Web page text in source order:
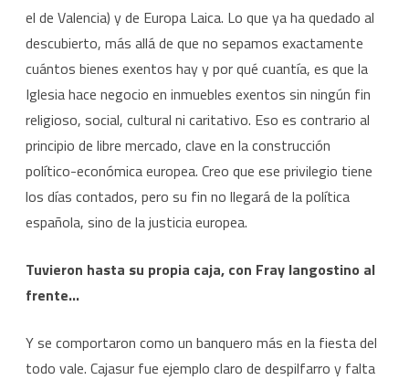
el de Valencia) y de Europa Laica. Lo que ya ha quedado al
descubierto, más allá de que no sepamos exactamente
cuántos bienes exentos hay y por qué cuantía, es que la
Iglesia hace negocio en inmuebles exentos sin ningún fin
religioso, social, cultural ni caritativo. Eso es contrario al
principio de libre mercado, clave en la construcción
político-económica europea. Creo que ese privilegio tiene
los días contados, pero su fin no llegará de la política
española, sino de la justicia europea.
Tuvieron hasta su propia caja, con Fray langostino al
frente…
Y se comportaron como un banquero más en la fiesta del
todo vale. Cajasur fue ejemplo claro de despilfarro y falta